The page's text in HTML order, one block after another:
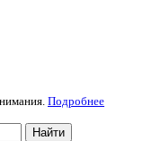
Подробнее
Найти